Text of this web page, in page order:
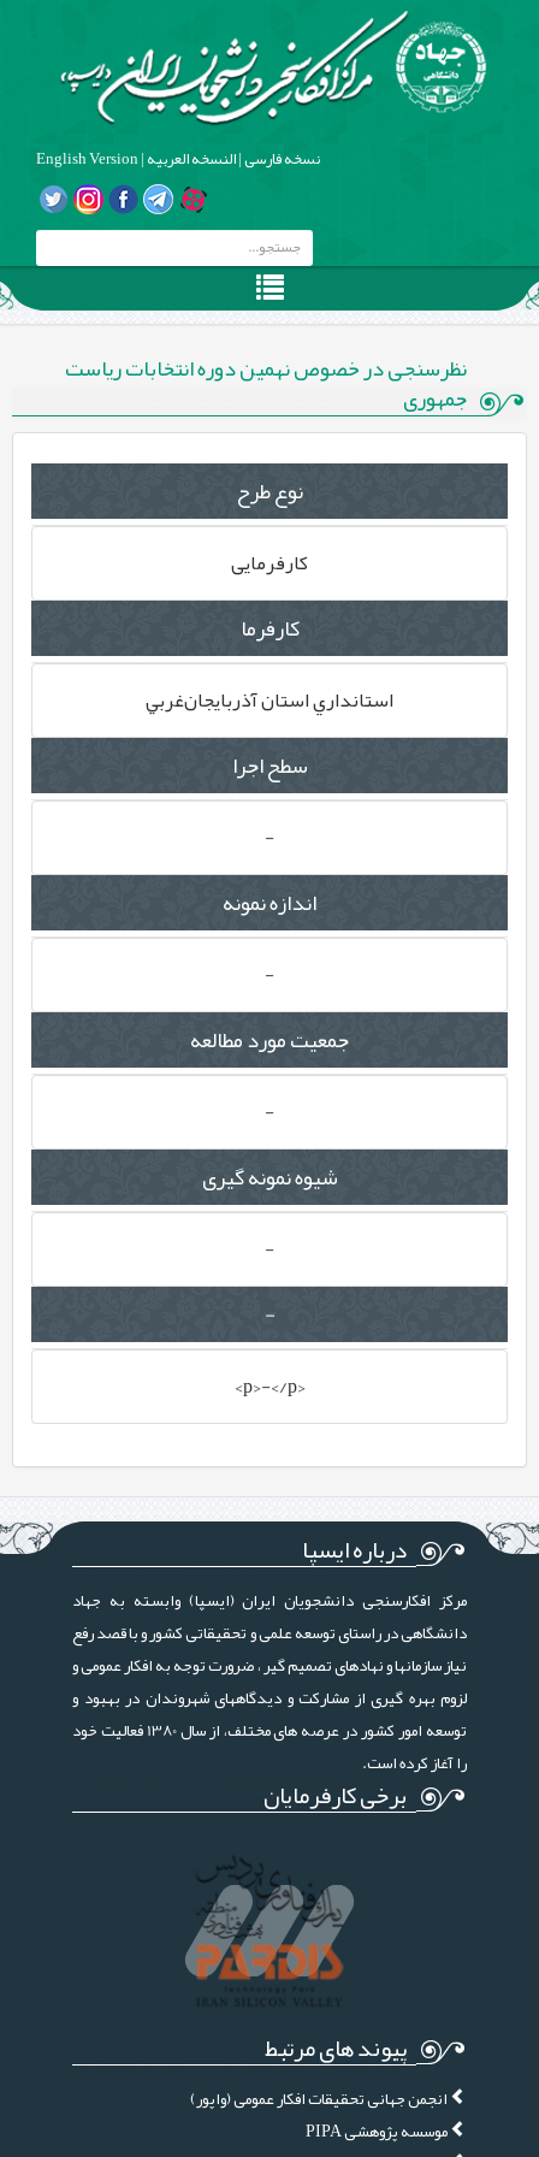
نسخه فارسی|النسخه العربیه|
English Version
نظرسنجی در خصوص نهمین دوره انتخابات ریاست
جمهوری
نوع طرح
کارفرمایی
کارفرما
استانداري استان آذربايجان‌غربي
سطح اجرا
-
اندازه نمونه
-
جمعیت مورد مطالعه
-
شیوه نمونه گیری
-
-
<p>-</p>
درباره ایسپا
مرکز افکارسنجی دانشجویان ایران (ایسپا) وابسته به جهاد
دانشگاهی در راستای توسعه علمی و تحقیقاتی کشور و با قصد رفع
نیاز سازمانها و نهادهای تصمیم گیر ، ضرورت توجه به افکار عمومی و
لزوم بهره گیری از مشارکت و دیدگاههای شهروندان در بهبود و
توسعه امور کشور در عرصه های مختلف، از سال 1380 فعالیت خود
را آغاز کرده است.
برخی کارفرمایان
پیوند های مرتبط
انجمن جهانی تحقیقات افکار عمومی (واپور)
موسسه پژوهشی PIPA